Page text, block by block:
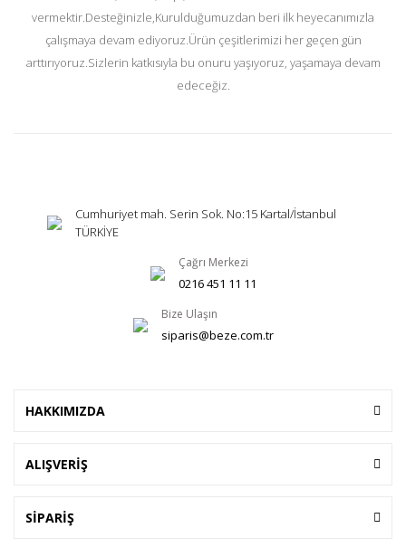
vermektir.Desteğinizle,Kurulduğumuzdan beri ilk heyecanımızla
çalışmaya devam ediyoruz.Ürün çeşitlerimizi her geçen gün
arttırıyoruz.Sizlerin katkısıyla bu onuru yaşıyoruz, yaşamaya devam
edeceğiz.
Cumhuriyet mah. Serin Sok. No:15 Kartal/İstanbul
TÜRKİYE
Çağrı Merkezi
0216 451 11 11
Bize Ulaşın
siparis@beze.com.tr
HAKKIMIZDA
ALIŞVERİŞ
SİPARİŞ